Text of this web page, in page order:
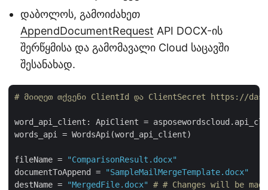
დაბოლოს, გამოიძახეთ
AppendDocumentRequest API DOCX-ის
შერწყმისა და გამომავალი Cloud საცავში
შესანახად.
# მიიღეთ თქვენი ClientId და ClientSecret https://
word_api_client: ApiClient =
words_api = WordsApi(word_api_client)
fileName =
"ComparisonResult.docx"
documentToAppend =
"SampleMailMergeTemplate.docx"
destName =
"MergedFile.docx" # # Changes will be